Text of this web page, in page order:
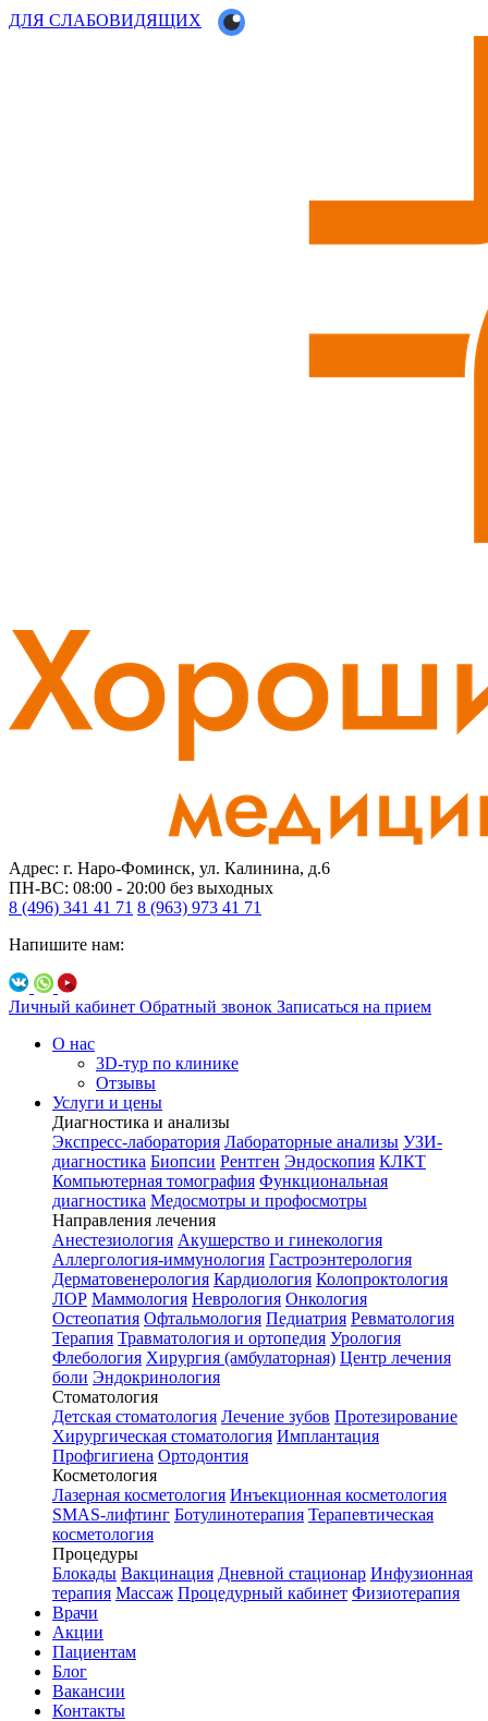
ДЛЯ СЛАБОВИДЯЩИХ
Адрес: г. Наро-Фоминск, ул. Калинина, д.6
ПН-ВС: 08:00 - 20:00 без выходных
8 (496) 341 41 71 8 (963) 973 41 71
Напишите нам:
Личный кабинет Обратный звонок Записаться на прием
О нас
3D-тур по клинике
Отзывы
Услуги и цены
Диагностика и анализы
Экспресс-лаборатория Лабораторные анализы УЗИ-
диагностика Биопсии Рентген Эндоскопия КЛКТ
Компьютерная томография Функциональная
диагностика Медосмотры и профосмотры
Направления лечения
Анестезиология Акушерство и гинекология
Аллергология-иммунология Гастроэнтерология
Дерматовенерология Кардиология Колопроктология
ЛОР Маммология Неврология Онкология
Остеопатия Офтальмология Педиатрия Ревматология
Терапия Травматология и ортопедия Урология
Флебология Хирургия (амбулаторная) Центр лечения
боли Эндокринология
Стоматология
Детская стоматология Лечение зубов Протезирование
Хирургическая стоматология Имплантация
Профгигиена Ортодонтия
Косметология
Лазерная косметология Инъекционная косметология
SMAS-лифтинг Ботулинотерапия Терапевтическая
косметология
Процедуры
Блокады Вакцинация Дневной стационар Инфузионная
терапия Массаж Процедурный кабинет Физиотерапия
Врачи
Акции
Пациентам
Блог
Вакансии
Контакты